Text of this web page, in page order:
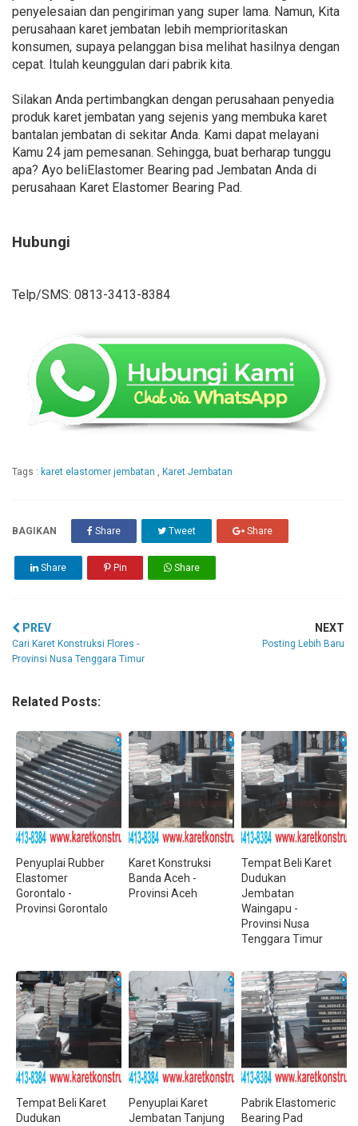
penyelesaian dan pengiriman yang super lama. Namun, Kita
perusahaan karet jembatan lebih memprioritaskan
konsumen, supaya pelanggan bisa melihat hasilnya dengan
cepat. Itulah keunggulan dari pabrik kita.
Silakan Anda pertimbangkan dengan perusahaan penyedia
produk karet jembatan yang sejenis yang membuka karet
bantalan jembatan di sekitar Anda. Kami dapat melayani
Kamu 24 jam pemesanan. Sehingga, buat berharap tunggu
apa? Ayo beliElastomer Bearing pad Jembatan Anda di
perusahaan Karet Elastomer Bearing Pad.
Hubungi
Telp/SMS: 0813-3413-8384
Tags : karet elastomer jembatan Karet Jembatan
BAGIKAN Share Tweet Share
Share Pin Share
PREV
Cari Karet Konstruksi Flores -
Provinsi Nusa Tenggara Timur
NEXT
Posting Lebih Baru
Related Posts:
Penyuplai Rubber
Elastomer
Gorontalo -
Provinsi Gorontalo
Karet Konstruksi
Banda Aceh -
Provinsi Aceh
Tempat Beli Karet
Dudukan
Jembatan
Waingapu -
Provinsi Nusa
Tenggara Timur
Tempat Beli Karet
Dudukan
Penyuplai Karet
Jembatan Tanjung
Pabrik Elastomeric
Bearing Pad